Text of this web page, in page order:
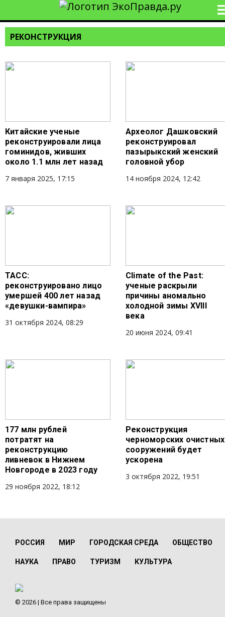
РЕКОНСТРУКЦИЯ
Китайские ученые
реконструировали лица
гоминидов, живших
около 1.1 млн лет назад
7 января 2025, 17:15
Археолог Дашковский
реконструировал
пазырыкский женский
головной убор
14 ноября 2024, 12:42
ТАСС:
реконструировано лицо
умершей 400 лет назад
«девушки-вампира»
31 октября 2024, 08:29
Climate of the Past:
ученые раскрыли
причины аномально
холодной зимы XVIII
века
20 июня 2024, 09:41
177 млн рублей
потратят на
реконструкцию
ливневок в Нижнем
Новгороде в 2023 году
29 ноября 2022, 18:12
Реконструкция
черноморских очистных
сооружений будет
ускорена
3 октября 2022, 19:51
РОССИЯ МИР ГОРОДСКАЯ СРЕДА ОБЩЕСТВО
НАУКА ПРАВО ТУРИЗМ КУЛЬТУРА
© 2026 | Все права защищены